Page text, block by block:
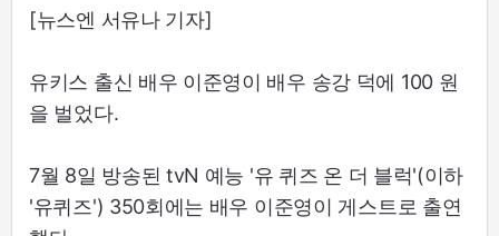
[뉴스엔 서유나 기자]
유키스 출신 배우 이준영이 배우 송강 덕에 100 원
을 벌었다.
7월 8일 방송된 tvN 예능 '유 퀴즈 온 더 블럭'(이하
'유퀴즈') 350회에는 배우 이준영이 게스트로 출연